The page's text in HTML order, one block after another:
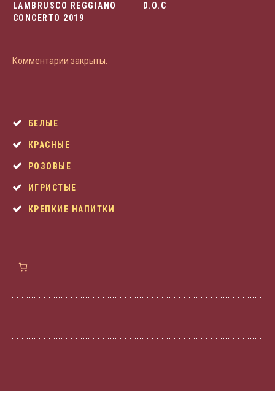
LAMBRUSCO REGGIANO
CONCERTO 2019
D.O.C
Комментарии закрыты.
БЕЛЫЕ
КРАСНЫЕ
РОЗОВЫЕ
ИГРИСТЫЕ
КРЕПКИЕ НАПИТКИ